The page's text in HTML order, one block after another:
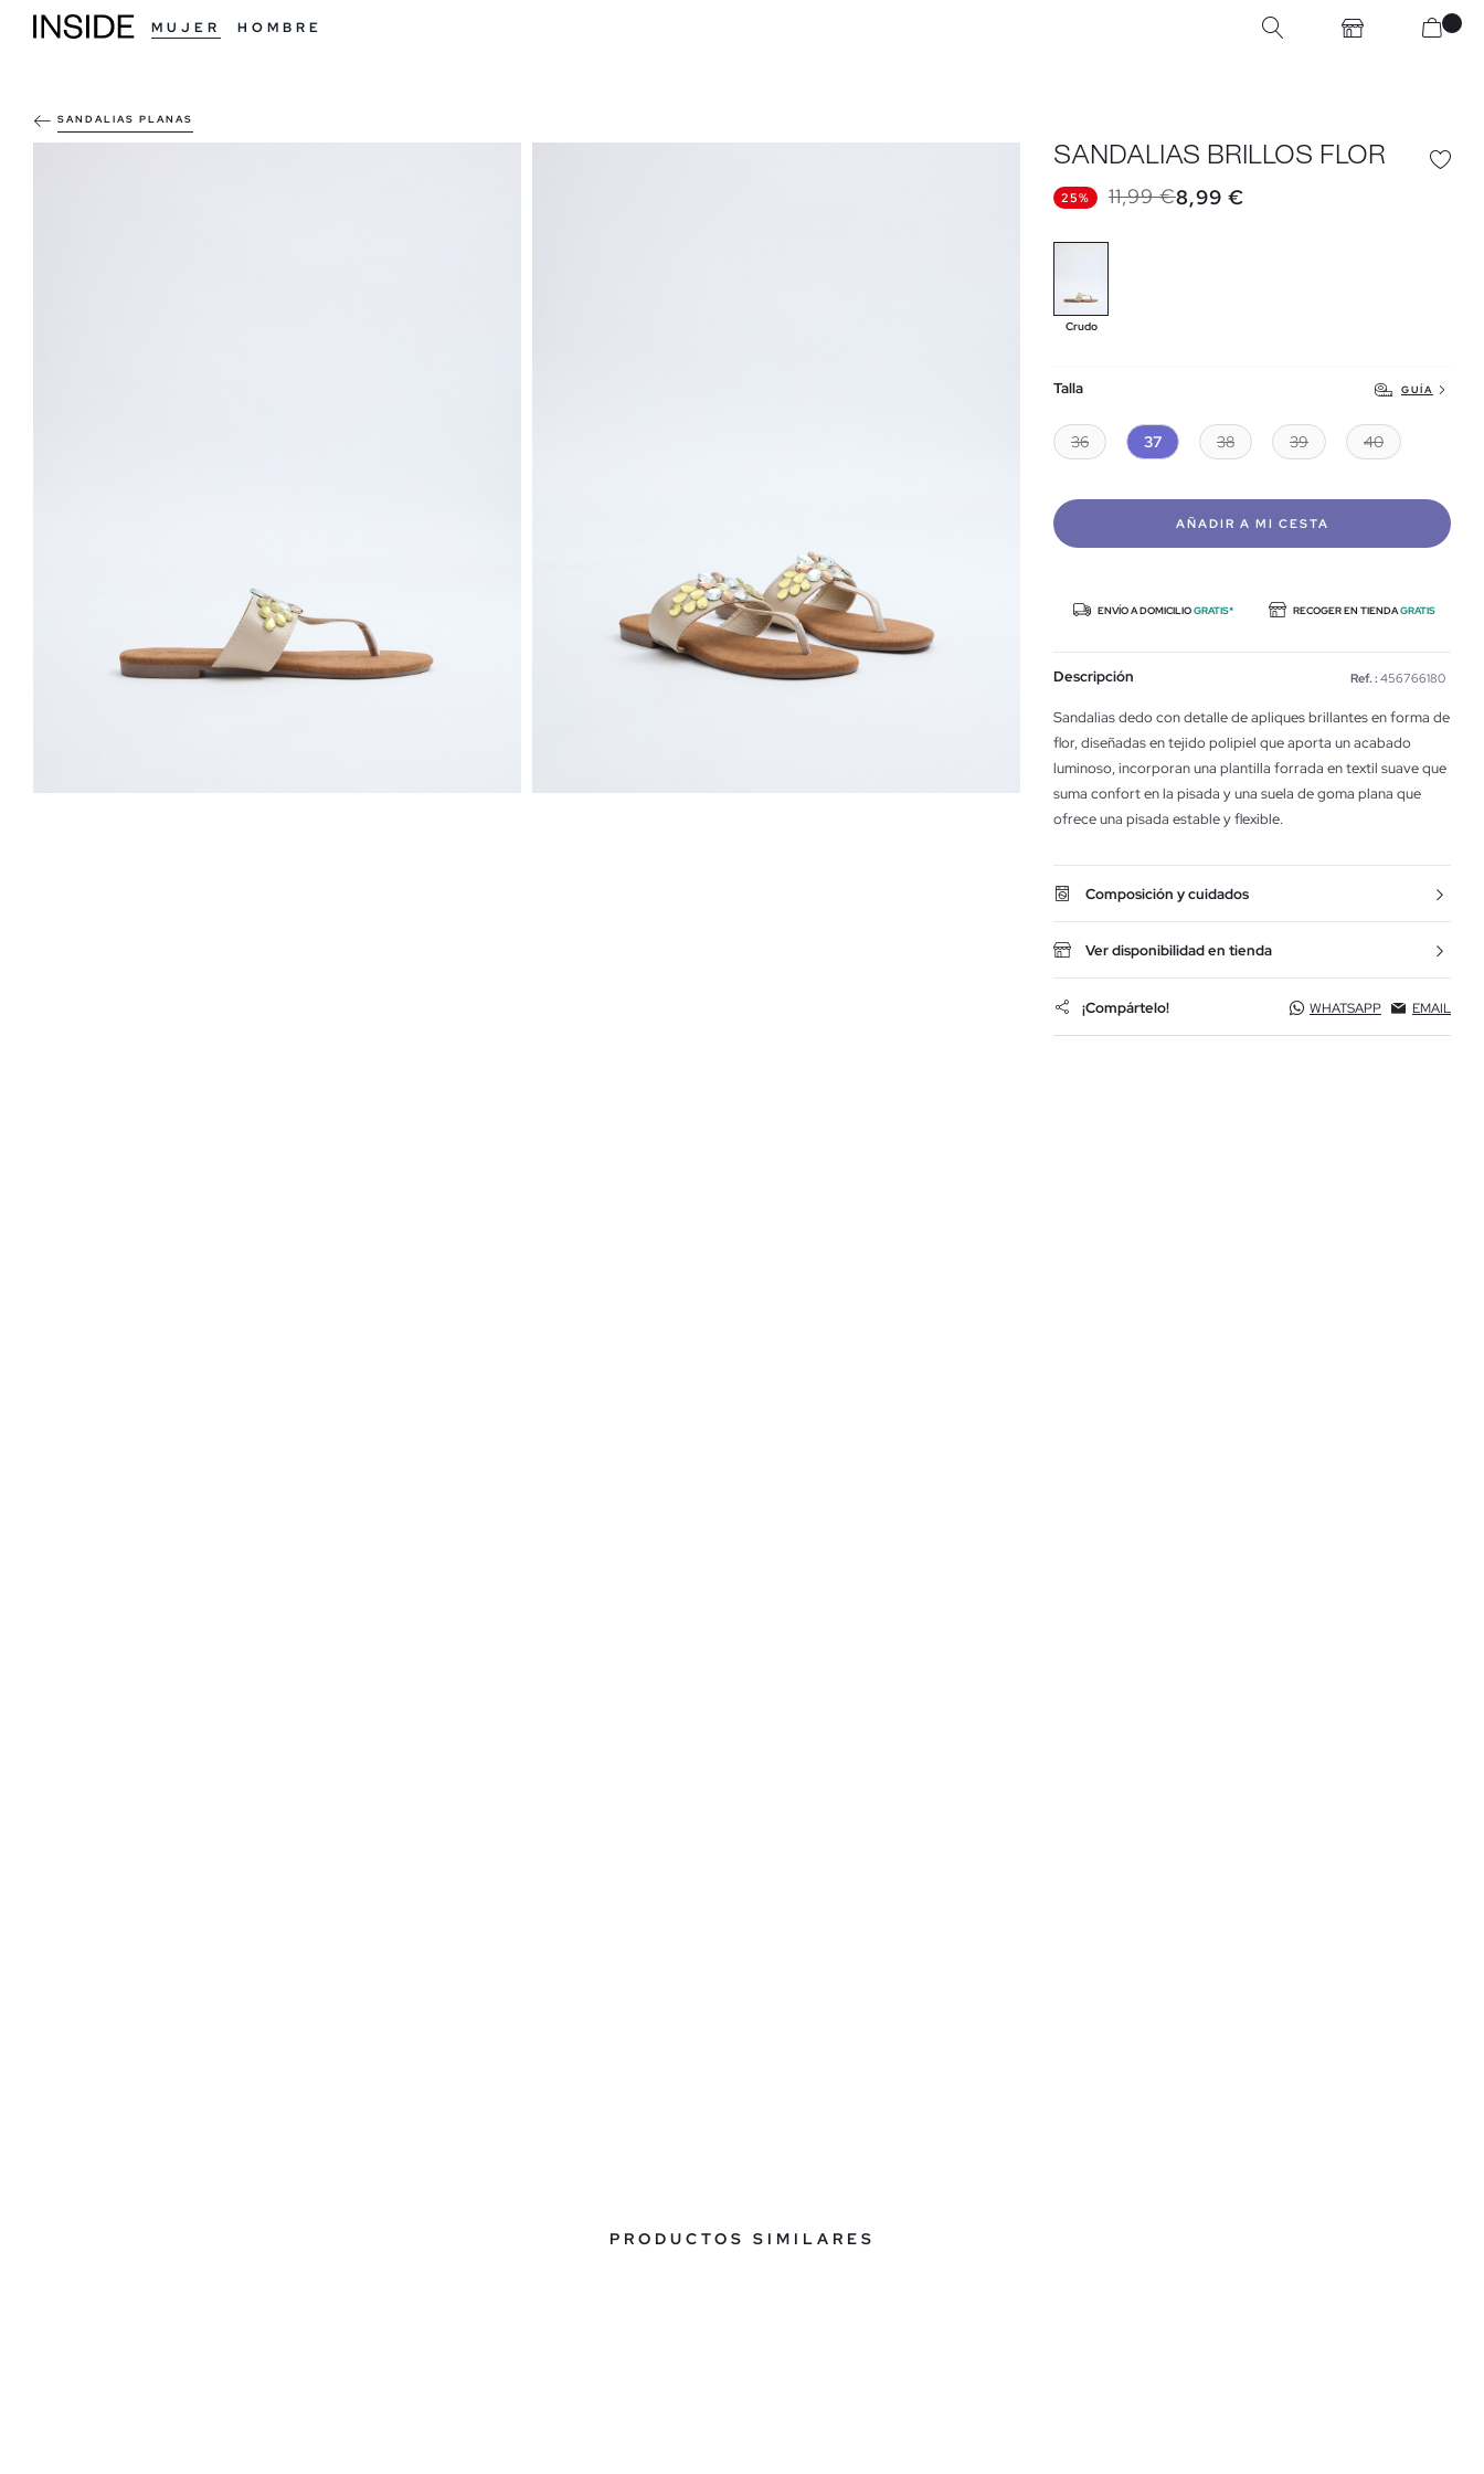
MUJER HOMBRE
SANDALIAS PLANAS
SANDALIAS BRILLOS FLOR
25% 11,99 €8,99 €
Crudo
Talla GUÍA
36 37 38 39 40
AÑADIR A MI CESTA
ENVÍO A DOMICILIOGRATIS* RECOGER EN TIENDAGRATIS
Descripción Ref. : 456766180
Sandalias dedo con detalle de apliques brillantes en forma de
flor, diseñadas en tejido polipiel que aporta un acabado
luminoso, incorporan una plantilla forrada en textil suave que
suma confort en la pisada y una suela de goma plana que
ofrece una pisada estable y flexible.
Composición y cuidados
Ver disponibilidad en tienda
¡Compártelo! WHATSAPP EMAIL
PRODUCTOS SIMILARES